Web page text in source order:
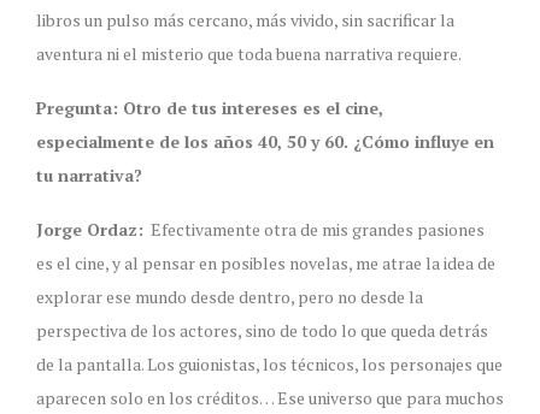
libros un pulso más cercano, más vivido, sin sacrificar la
aventura ni el misterio que toda buena narrativa requiere.
Pregunta: Otro de tus intereses es el cine,
especialmente de los años 40, 50 y 60. ¿Cómo influye en
tu narrativa?
Jorge Ordaz: Efectivamente otra de mis grandes pasiones
es el cine, y al pensar en posibles novelas, me atrae la idea de
explorar ese mundo desde dentro, pero no desde la
perspectiva de los actores, sino de todo lo que queda detrás
de la pantalla. Los guionistas, los técnicos, los personajes que
aparecen solo en los créditos… Ese universo que para muchos